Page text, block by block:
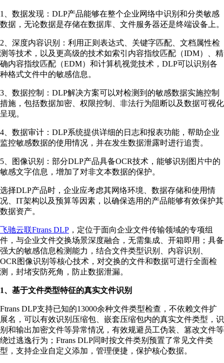
1、数据发现：DLP产品能够在整个企业网络中识别和分类敏感
数据，无论数据是存储在数据库、文件服务器还是终端设备上。
2、深度内容识别：利用正则表达式、关键字匹配、文档属性检
测等技术，以及更高级的技术如索引内容指纹匹配（IDM）、精
确内容指纹匹配（EDM）和计算机视觉技术，DLP可以识别各
种格式文件中的敏感信息。
3、数据控制：DLP解决方案可以对检测到的敏感数据实施控制
措施，包括数据加密、权限控制、非法行为阻断以及数据可视化
呈现。
4、数据审计：DLP系统提供详细的日志和报表功能，帮助企业
监控敏感数据的使用情况，并在发生数据泄露时进行追责。
5、图像识别：部分DLP产品具备OCR技术，能够识别图片中的
敏感文字信息，增加了对非文本数据的保护。
选择DLP产品时，企业应考虑其网络环境、数据存储和使用情
况、IT架构以及预算等因素，以确保选用的产品能够有效保护其
数据资产。
飞驰云联Ftrans DLP ，定位于面向企业文件传输领域的专项组
件，与企业文件交换场景深度融合，无需集成、开箱即用；具备
强大的敏感信息检测能力，结合文件类型识别、内容识别、
OCR图像识别等核心技术，对交换的文件和数据可进行全面检
测，封堵安防死角，防止数据泄漏。
1、基于文件类型特征的真实文件识别
Ftrans DLP支持已知的13000余种文件类型检查，不依赖文件扩
展名，可以有效识别压缩包、嵌套压缩包内的真实文件类型，识
别和输出加密文件等异常情况，有效规避员工伪装、篡改文件等
绕过逃逸行为；Ftrans DLP同时按文件类别预置了常见文件类
型，支持企业自定义添加，管理便捷，保护核心数据。